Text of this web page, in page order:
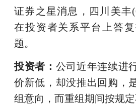
证券之星消息，四川美丰
在投资者关系平台上答
题。
投资者： 公司近年连续进
价新低，却没推出回购，
组意向，而重组期间按规